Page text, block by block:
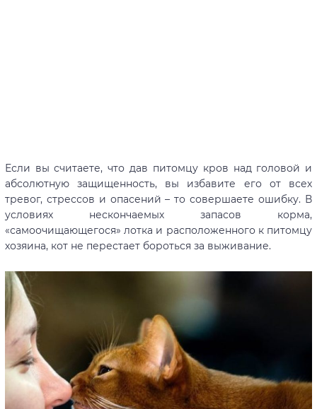
Если вы считаете, что дав питомцу кров над головой и
абсолютную защищенность, вы избавите его от всех
тревог, стрессов и опасений – то совершаете ошибку. В
условиях нескончаемых запасов корма,
«самоочищающегося» лотка и расположенного к питомцу
хозяина, кот не перестает бороться за выживание.